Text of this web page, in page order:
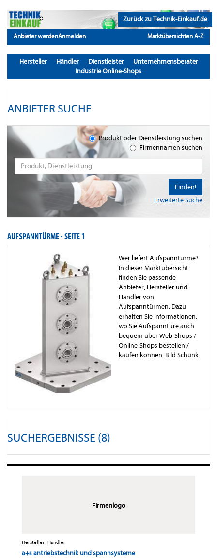
Zurück zu Technik-Einkauf.de
Anbieter werdenAnmelden Marktübersichten A-Z
Hersteller Händler Dienstleister
Unternehmensberater
Industrie Online-Shops
ANBIETER SUCHE
Produkt oder Dienstleistung suchen
Firmennamen suchen
Erweiterte Suche
Finden!
AUFSPANNTÜRME -SEITE 1
Wer liefert Aufspanntürme?
In dieser Marktübersicht
finden Sie passende
Anbieter, Hersteller und
Händler von
Aufspanntürmen. Dazu
erhalten Sie Informationen,
wo Sie Aufspanntüre auch
bequem über Web-Shops /
Online-Shops bestellen /
kaufen können. Bild Schunk
SUCHERGEBNISSE (8)
Firmenlogo
Hersteller , Händler
a+s antriebstechnik und spannsysteme